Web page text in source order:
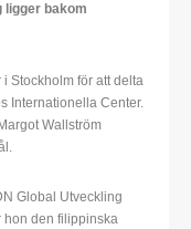
ligger bakom
Stockholm för att delta
Internationella Center.
Wallström
Global Utveckling
hon den filippinska